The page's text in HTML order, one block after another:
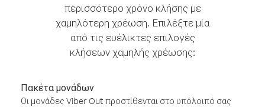
περισσότερο χρόνο κλήσης με
χαμηλότερη χρέωση. Επιλέξτε μία
από τις ευέλικτες επιλογές
κλήσεων χαμηλής χρέωσης:
Πακέτα μονάδων
Οι μονάδες Viber Out προστίθενται στο υπόλοιπό σας